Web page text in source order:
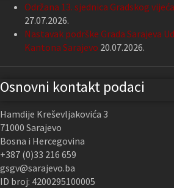
Održana 13. sjednica Gradskog
27.07.2026.
Nastavak podrške Grada Sarajeva
Kantona Sarajevo 20.07.2026.
Osnovni kontakt podaci
Hamdije Kreševljakovića 3
71000 Sarajevo
Bosna i Hercegovina
+387 (0)33 216 659
gsgv@sarajevo.ba
ID broj: 4200295100005